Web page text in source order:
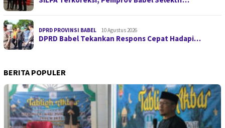
DPRD PROVINSI BABEL 10 Agustus 2026
DPRD Babel Tekankan Respons Cepat Hadapi…
BERITA POPULER